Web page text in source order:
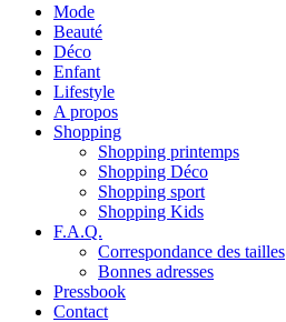
Mode
Beauté
Déco
Enfant
Lifestyle
A propos
Shopping
Shopping printemps
Shopping Déco
Shopping sport
Shopping Kids
F.A.Q.
Correspondance des tailles
Bonnes adresses
Pressbook
Contact